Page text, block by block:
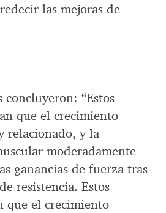
las mejoras de
concluyeron: “Estos
que el crecimiento
relacionado, y la
moderadamente
ganancias de fuerza tras
resistencia. Estos
que el crecimiento